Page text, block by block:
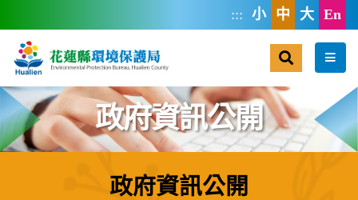
::: 小 中 大 En
選單
政府資訊公開
政府資訊公開